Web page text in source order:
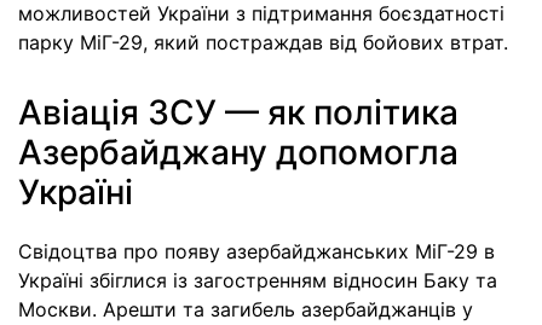
можливостей України з підтримання боєздатності
парку МіГ-29, який постраждав від бойових втрат.
Авіація ЗСУ — як політика
Азербайджану допомогла
Україні
Свідоцтва про появу азербайджанських МіГ-29 в
Україні збіглися із загостренням відносин Баку та
Москви. Арешти та загибель азербайджанців у